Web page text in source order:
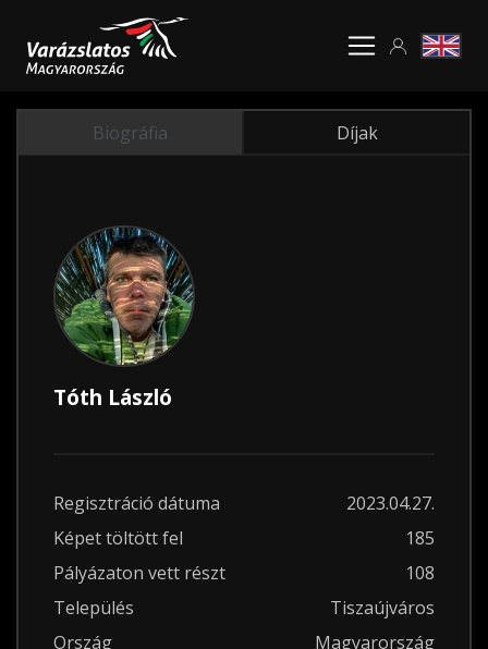
Biográfia Díjak
Tóth László
Regisztráció dátuma
2023.04.27.
Képet töltött fel
185
Pályázaton vett részt
108
Település
Tiszaújváros
Ország
Magyarország